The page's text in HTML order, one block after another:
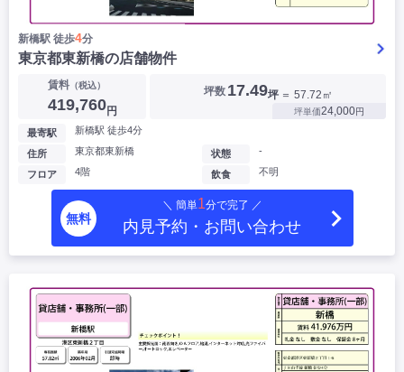
新橋駅 徒歩4分
東京都東新橋の店舗物件
賃料（税込）
419,760円
坪数 17.49坪 ＝ 57.72㎡
坪単価24,000円
最寄駅 新橋駅 徒歩4分
住所 東京都東新橋
フロア 4階
状態 -
飲食 不明
無料
＼ 簡単1分で完了 ／
内見予約・お問い合わせ